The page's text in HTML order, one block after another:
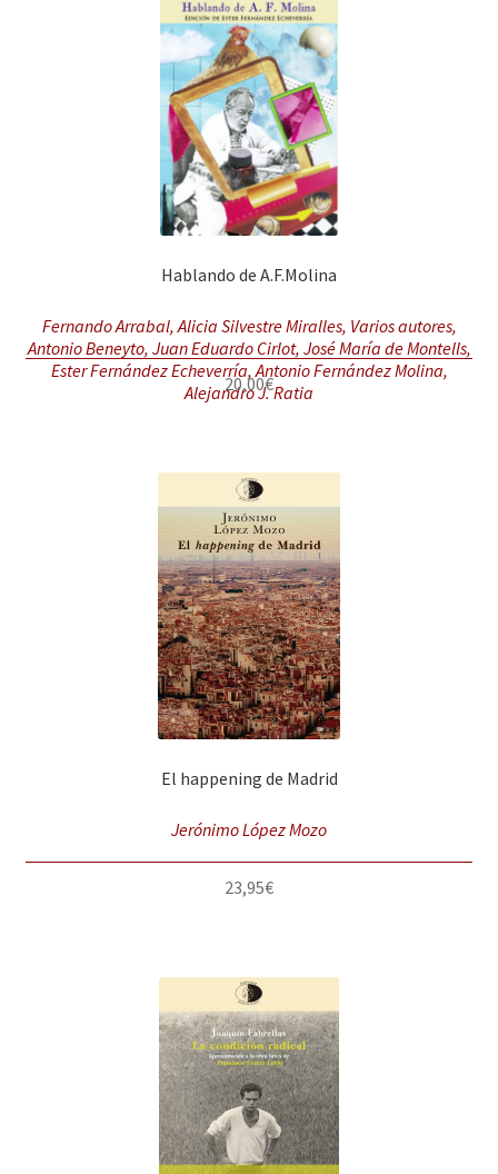
Hablando de A.F.Molina
Fernando Arrabal, Alicia Silvestre Miralles, Varios autores,
Antonio Beneyto, Juan Eduardo Cirlot, José María de Montells,
Ester Fernández Echeverría, Antonio Fernández Molina,
Alejandro J. Ratia
20,00€
El happening de Madrid
Jerónimo López Mozo
23,95€